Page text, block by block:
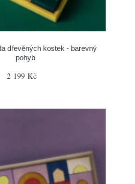
dřevěných kostek - barevný
pohyb
2 199 Kč